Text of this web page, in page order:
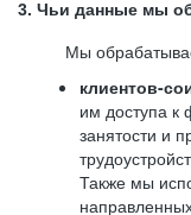
3. Чьи данные мы
Мы
клиентов-
им доступа к
занятости и
Также мы